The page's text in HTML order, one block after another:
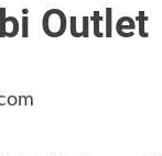
Outlet